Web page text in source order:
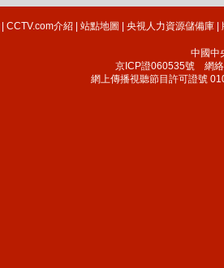
|CCTV.com介紹 |站點地圖 |央視人力資源儲備庫 |
中國中
京ICP證060535號 網絡
網上傳播視聽節目許可證號